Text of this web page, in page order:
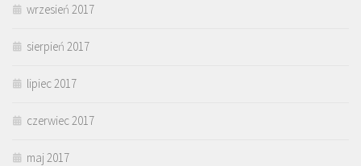
wrzesień 2017
sierpień 2017
lipiec 2017
czerwiec 2017
maj 2017